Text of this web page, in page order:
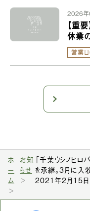
2026年
【重
休業
営業
ホ
ー
ム
お知
らせ
「千葉ウシノヒ
を承継。3月に入
2021年2月15日